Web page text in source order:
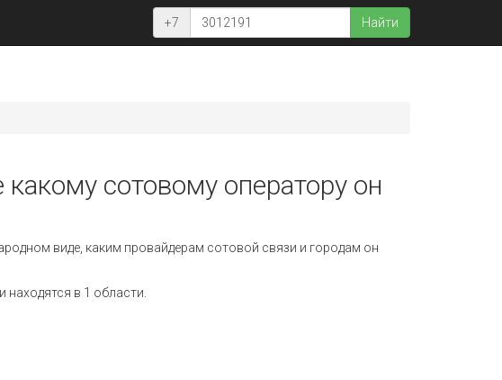
+7 Найти
сотовому оператору он
виде, каким провайдерам сотовой связи и городам он
в 1 области.